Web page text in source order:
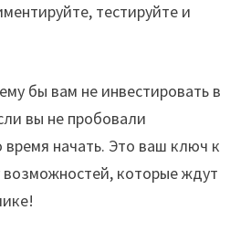
тестируйте и
бы вам не инвестировать в
вы не пробовали
начать. Это ваш ключ к
возможностей, которые ждут